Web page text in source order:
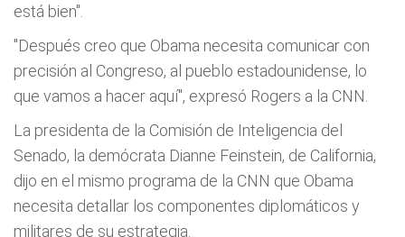
está bien".
"Después creo que Obama necesita comunicar con
precisión al Congreso, al pueblo estadounidense, lo
que vamos a hacer aquí", expresó Rogers a la CNN.
La presidenta de la Comisión de Inteligencia del
Senado, la demócrata Dianne Feinstein, de California,
dijo en el mismo programa de la CNN que Obama
necesita detallar los componentes diplomáticos y
militares de su estrategia.